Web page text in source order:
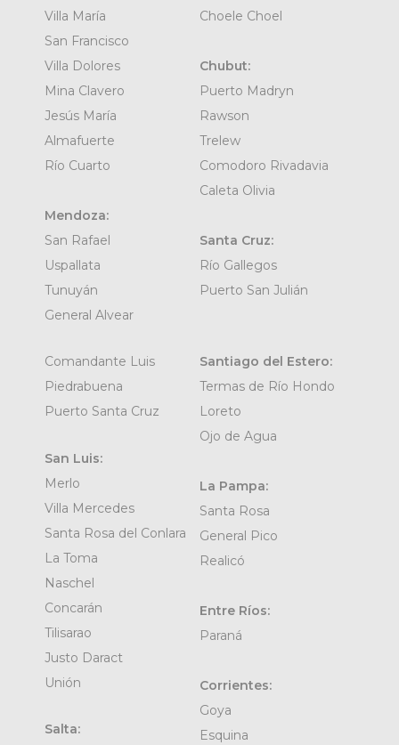
Villa María
San Francisco
Villa Dolores
Mina Clavero
Jesús María
Almafuerte
Río Cuarto
Mendoza:
San Rafael
Uspallata
Tunuyán
General Alvear
Choele Choel
Chubut:
Puerto Madryn
Rawson
Trelew
Comodoro Rivadavia
Caleta Olivia
Santa Cruz:
Río Gallegos
Puerto San Julián
Comandante Luis
Piedrabuena
Puerto Santa Cruz
San Luis:
Merlo
Villa Mercedes
Santa Rosa del Conlara
La Toma
Naschel
Concarán
Tilisarao
Justo Daract
Unión
Salta:
Santiago del Estero:
Termas de Río Hondo
Loreto
Ojo de Agua
La Pampa:
Santa Rosa
General Pico
Realicó
Entre Ríos:
Paraná
Corrientes:
Goya
Esquina